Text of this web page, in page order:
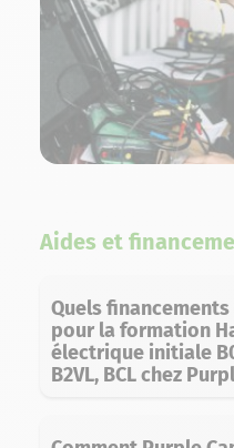
Aides et
Quels
pour la formation
électrique initiale
B2VL, BCL chez